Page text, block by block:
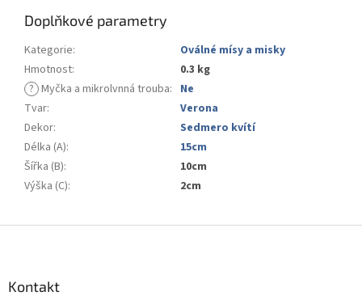
Doplňkové parametry
Kategorie:
Oválné mísy a misky
Hmotnost:
0.3 kg
? Myčka a mikrolvnná trouba: Ne
Tvar:
Verona
Dekor:
Sedmero kvítí
Délka (A):
15cm
Šířka (B):
10cm
Výška (C): 2cm
Kontakt